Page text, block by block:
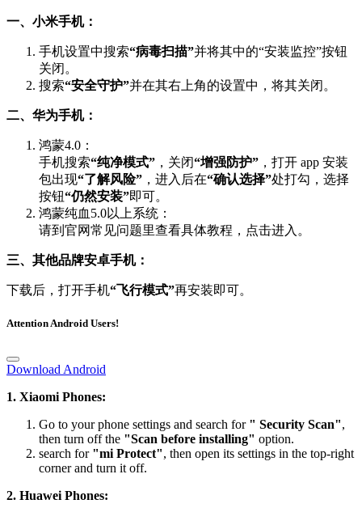
一、小米手机：
手机设置中搜索“病毒扫描” 并将其中的“安装监控”按钮
关闭。
搜索“安全守护” 并在其右上角的设置中，将其关闭。
二、华为手机：
鸿蒙4.0：
手机搜索“纯净模式” ，关闭“增强防护” ，打开 app 安装
包出现“了解风险” ，进入后在“确认选择”处打勾，选择
按钮 “仍然安装”即可。
鸿蒙纯血5.0以上系统：
请到官网常见问题里查看具体教程，点击进入。
三、其他品牌安卓手机：
下载后，打开手机 “飞行模式”再安装即可。
Download Android
1. Xiaomi Phones:
Go to your phone settings and search for " Security Scan"
then turn off the"Scan before installing" option.
search for"mi Protect", then open its settings in the top-right
corner and turn it off.
2. Huawei Phones: